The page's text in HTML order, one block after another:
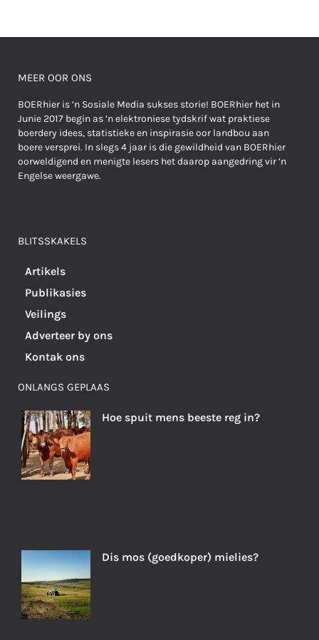
MEER OOR ONS
BOERhier is ’n Sosiale Media sukses storie! BOERhier het in
Junie 2017 begin as ’n elektroniese tydskrif wat praktiese
boerdery idees, statistieke en inspirasie oor landbou aan
boere versprei. In slegs 4 jaar is die gewildheid van BOERhier
oorweldigend en menigte lesers het daarop aangedring vir ’n
Engelse weergawe.
BLITSSKAKELS
Artikels
Publikasies
Veilings
Adverteer by ons
Kontak ons
ONLANGS GEPLAAS
Hoe spuit mens beeste reg in?
Dis mos (goedkoper) mielies?